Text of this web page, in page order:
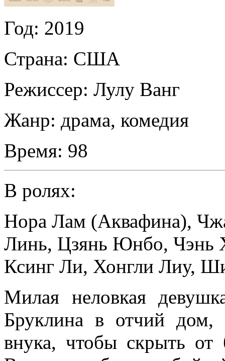
Год: 2019
Страна: США
Режиссер: Лулу Ванг
Жанр: драма, комедия
Время: 98
В ролях:
Нора Лам (Аквафина),
Линь, Цзянь Юнбо, Чэнь
Ксинг Ли, Хонгли Лиу,
Милая неловкая
Бруклина в отчий дом,
внука, чтобы скрыть